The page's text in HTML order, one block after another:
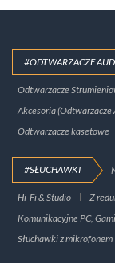
#ODTWARZACZE
Odtwarzacze
Akcesoria (Odtwarzacze
Odtwarzacze kasetowe
#SŁUCHAWKI
Hi-Fi & Studio Z
Komunikacyjne PC,
Słuchawki z mikrofonem